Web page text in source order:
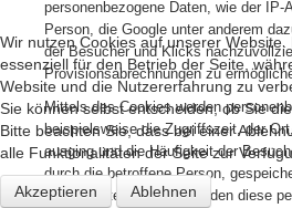
personenbezogene Daten, wie der IP-
Person, die Google unter anderem
der Besucher und Klicks
Provisionsabrechnungen zu
Mittels des Cookies werden
beispielsweise die Zugriffszeit, der
ausging und die Häufigkeit der
durch die betroffene Person,
unserer Internetseiten werden diese
Wir nutzen Cookies auf unserer Website.
essenziell für den Betrieb der Seite,
Website und die Nutzererfahrung zu
Sie können selbst entscheiden, ob Sie
Bitte beachten Sie, dass bei einer
alle Funktionalitäten der Seite zur
Akzeptieren Ablehnen